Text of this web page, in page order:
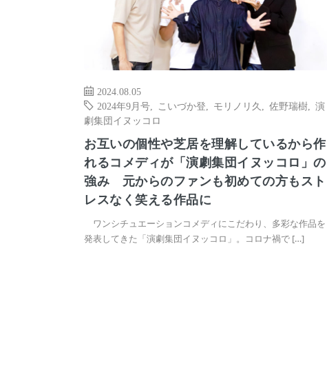
2024.08.05
2024年9月号
こいづか登 モリノリ久 佐野瑞樹
演
劇集団イヌッコロ
お互いの個性や芝居を理解しているから作
れるコメディが「演劇集団イヌッコロ」の
強み 元からのファンも初めての方もスト
レスなく笑える作品に
ワンシチュエーションコメディにこだわり、多彩な作品を
発表してきた「演劇集団イヌッコロ」。コロナ禍で […]